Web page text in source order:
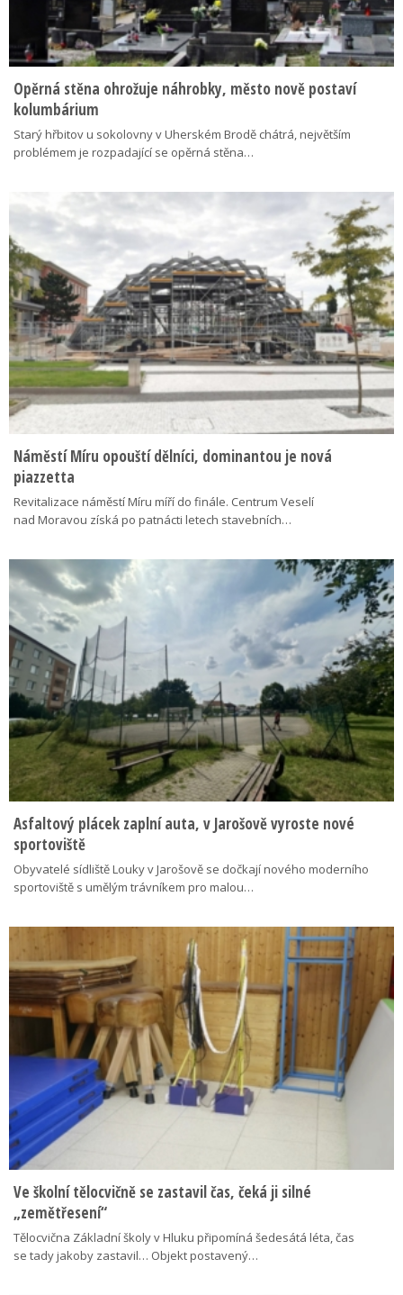
Opěrná stěna ohrožuje náhrobky, město nově postaví
kolumbárium
Starý hřbitov u sokolovny v Uherském Brodě chátrá, největším
problémem je rozpadající se opěrná stěna…
Náměstí Míru opouští dělníci, dominantou je nová
piazzetta
Revitalizace náměstí Míru míří do finále. Centrum Veselí
nad Moravou získá po patnácti letech stavebních…
Asfaltový plácek zaplní auta, v Jarošově vyroste nové
sportoviště
Obyvatelé sídliště Louky v Jarošově se dočkají nového moderního
sportoviště s umělým trávníkem pro malou…
Ve školní tělocvičně se zastavil čas, čeká ji silné
„zemětřesení“
Tělocvična Základní školy v Hluku připomíná šedesátá léta, čas
se tady jakoby zastavil… Objekt postavený…